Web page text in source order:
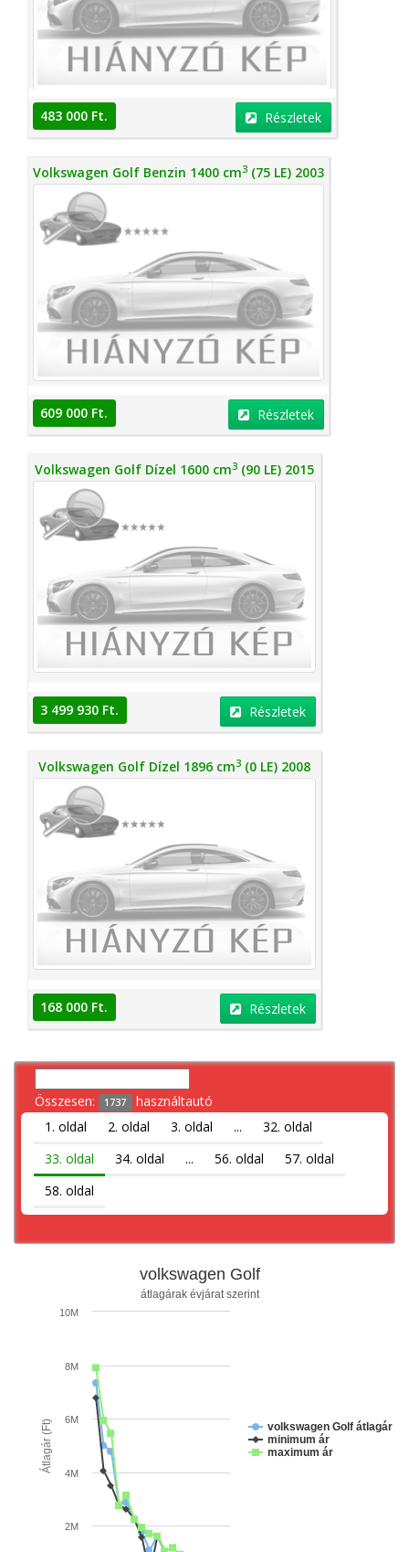
483 000 Ft. Részletek
Volkswagen Golf Benzin 1400 cm3 (75 LE) 2003
609 000 Ft. Részletek
Volkswagen Golf Dízel 1600 cm3 (90 LE) 2015
3 499 930 Ft. Részletek
Volkswagen Golf Dízel 1896 cm3 (0 LE) 2008
168 000 Ft. Részletek
Összesen: 1737 használtautó
1. oldal
2. oldal 3. oldal ...
32. oldal
33. oldal
34. oldal ... 56. oldal
57. oldal
58. oldal
Átlagár (Ft)
volkswagen Golf
átlagárak évjárat szerint
volkswagen Golf átlagár
minimum ár
maximum ár
2M
4M
6M
8M
10M